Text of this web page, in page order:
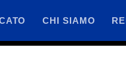
CHI SIAMO